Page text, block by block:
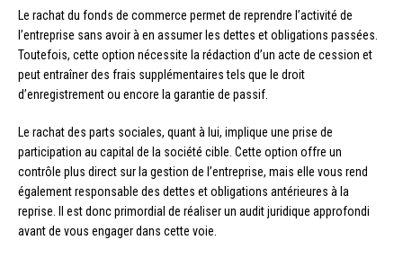
Le rachat du fonds de commerce permet de reprendre l’activité de
l’entreprise sans avoir à en assumer les dettes et obligations passées.
Toutefois, cette option nécessite la rédaction d’un acte de cession et
peut entraîner des frais supplémentaires tels que le droit
d’enregistrement ou encore la garantie de passif.
Le rachat des parts sociales, quant à lui, implique une prise de
participation au capital de la société cible. Cette option offre un
contrôle plus direct sur la gestion de l’entreprise, mais elle vous rend
également responsable des dettes et obligations antérieures à la
reprise. Il est donc primordial de réaliser un audit juridique approfondi
avant de vous engager dans cette voie.